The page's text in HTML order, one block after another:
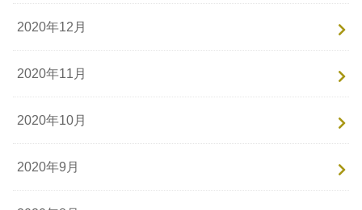
2020年12月
2020年11月
2020年10月
2020年9月